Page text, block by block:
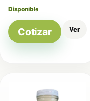
Disponible
Cotizar Ver